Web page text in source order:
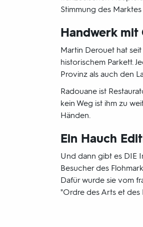
Stimmung des
Handwerk mit
Martin Derouet hat seit
historischem Parkett.
Provinz als auch den
Radouane ist
kein Weg ist ihm zu
Händen.
Ein Hauch
Und dann gibt es DIE
Besucher des
Dafür wurde sie vom
"Ordre des Arts et des